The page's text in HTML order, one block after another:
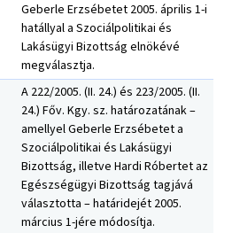
Geberle Erzsébetet 2005. április 1-i
hatállyal a Szociálpolitikai és
Lakásügyi Bizottság elnökévé
megválasztja.
A 222/2005. (II. 24.) és 223/2005. (II.
24.) Főv. Kgy. sz. határozatának –
amellyel Geberle Erzsébetet a
Szociálpolitikai és Lakásügyi
Bizottság, illetve Hardi Róbertet az
Egészségügyi Bizottság tagjává
választotta – határidejét 2005.
március 1-jére módosítja.